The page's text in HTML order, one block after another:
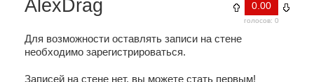
0.00
голосов: 0
AlexDrag
Для возможности оставлять записи на стене
необходимо зарегистрироваться.
Записей на стене нет, вы можете стать первым!